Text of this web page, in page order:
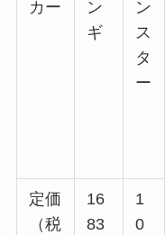
カー
ン
ギ
ン
ス
タ
ー
定価
（税
16
83
1
0